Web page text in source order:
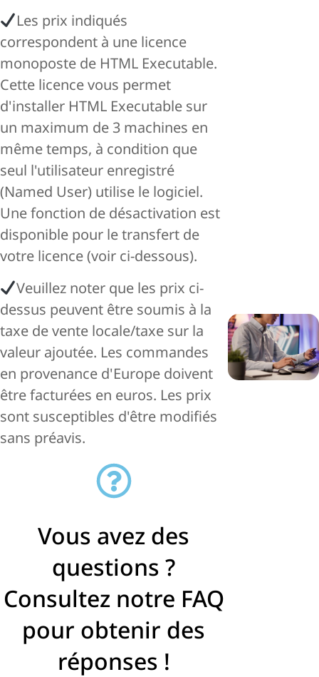
Les prix indiqués
correspondent à une licence
monoposte de HTML Executable.
Cette licence vous permet
d'installer HTML Executable sur
un maximum de 3 machines en
même temps, à condition que
seul l'utilisateur enregistré
(Named User) utilise le logiciel.
Une fonction de désactivation est
disponible pour le transfert de
votre licence (voir ci-dessous).
Veuillez noter que les prix ci-
dessus peuvent être soumis à la
taxe de vente locale/taxe sur la
valeur ajoutée. Les commandes
en provenance d'Europe doivent
être facturées en euros. Les prix
sont susceptibles d'être modifiés
sans préavis.
Vous avez des
questions ?
Consultez notre FAQ
pour obtenir des
réponses !